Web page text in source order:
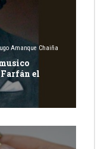
Amanque Chaiña
el